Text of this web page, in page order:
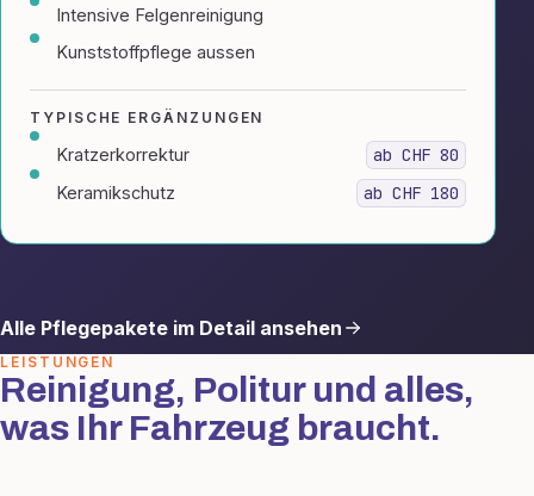
Intensive Felgenreinigung
Kunststoffpflege aussen
TYPISCHE ERGÄNZUNGEN
Kratzerkorrektur ab CHF 80
Keramikschutz ab CHF 180
Alle Pflegepakete im Detail ansehen
LEISTUNGEN
Reinigung, Politur und alles,
was Ihr Fahrzeug braucht.